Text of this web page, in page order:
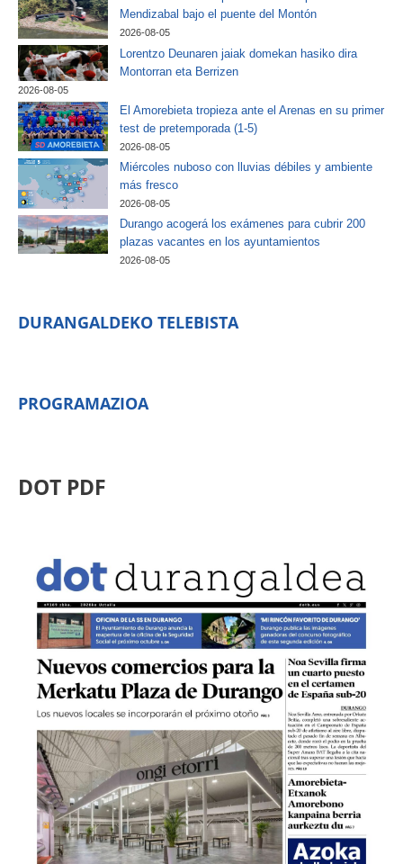
Mendizabal bajo el puente del Montón
2026-08-05
Lorentzo Deunaren jaiak domekan hasiko dira
Montorran eta Berrizen
2026-08-05
El Amorebieta tropieza ante el Arenas en su primer
test de pretemporada (1-5)
2026-08-05
Miércoles nuboso con lluvias débiles y ambiente
más fresco
2026-08-05
Durango acogerá los exámenes para cubrir 200
plazas vacantes en los ayuntamientos
2026-08-05
DURANGALDEKO TELEBISTA
PROGRAMAZIOA
DOT PDF